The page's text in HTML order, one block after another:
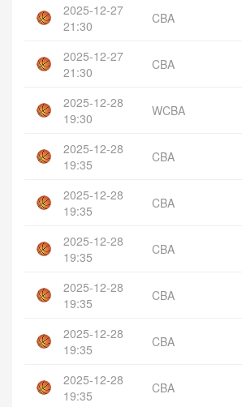
2025-12-27
21:30
CBA
2025-12-27
21:30
CBA
2025-12-28
19:30
WCBA
2025-12-28
19:35
CBA
2025-12-28
19:35
CBA
2025-12-28
19:35
CBA
2025-12-28
19:35
CBA
2025-12-28
19:35
CBA
2025-12-28
19:35
CBA